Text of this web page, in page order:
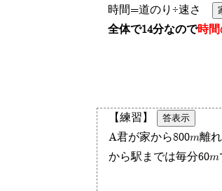
時間=道のり÷速さ
全体で14分なので時間
【練習】 答表示
A君が家から800m離
から駅までは毎分